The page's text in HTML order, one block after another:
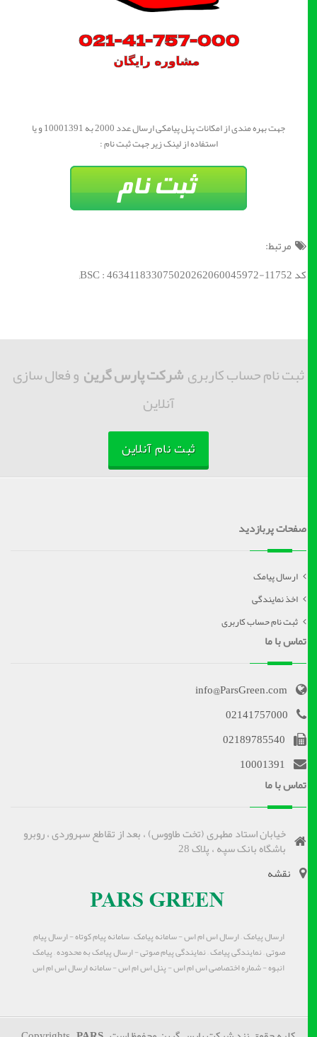
جهت بهره مندی از امکانات پنل پیامکی ارسال عدد 2000 به 10001391 و یا
استفاده از لینک زیر جهت ثبت نام :
مرتبط:
کد BSC : 463411833075020262060045972-11752;
ثبت نام حساب کاربریشرکت پارس گرینو فعال سازی
آنلاین
ثبت نام آنلاین
صفحات پربازدید
ارسال پیامک
اخذ نمایندگی
ثبت نام حساب کاربری
تماس با ما
info@ParsGreen.com
02141757000
02189785540
10001391
تماس با ما
خیابان استاد مطهری (تخت طاووس) ، بعد از تقاطع سهروردی ، روبرو
باشگاه بانک سپه ، پلاک 28
نقشه
ارسال پیامک – ارسال اس ام اس - سامانه پیامک – سامانه پیام کوتاه - ارسال پیام
صوتی – نمایندگی پیامک – نمایندگی پیام صوتی - ارسال پیامک به محدوده – پیامک
انبوه - شماره اختصاصی اس ام اس - پنل اس ام اس - سامانه ارسال اس ام اس